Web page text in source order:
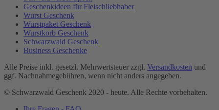
Geschenkideen für Fleischliebhaber
Wurst Geschenk
Wurstpaket Geschenk
Wurstkorb Geschenk
Schwarzwald Geschenk
Business Geschenke
Alle Preise inkl. gesetzl. Mehrwertsteuer zzgl. Versandkosten und
ggf. Nachnahmegebühren, wenn nicht anders angegeben.
© Schwarzwald Geschenk 2020 - heute. Alle Rechte vorbehalten.